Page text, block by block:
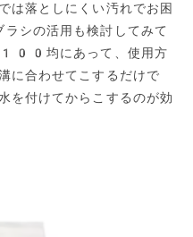
は落としにくい汚れでお困
シの活用も検討してみて
100均にあって、使用方
に合わせてこするだけで
を付けてからこするのが効